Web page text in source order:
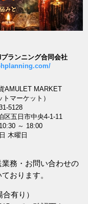
ランニング合同会社
AMULET MARKET
トマーケット）
5128
区五日市中央4-1-11
～ 18:00
木曜日
務・お問い合わせの
おります。
有り）